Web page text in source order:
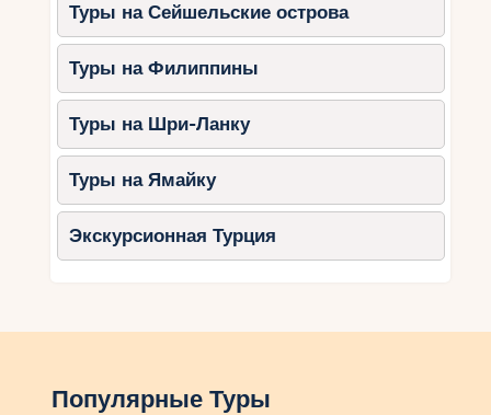
Туры на Сейшельские острова
Туры на Филиппины
Туры на Шри-Ланку
Туры на Ямайку
Экскурсионная Турция
Популярные Туры